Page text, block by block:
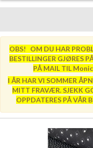
OBS! OM DU HAR
BESTILLINGER GJØRES
PÅ MAIL TIL
I ÅR HAR VI SOMMER
MITT FRAVÆR. SJEKK
OPPDATERES PÅ VÅR